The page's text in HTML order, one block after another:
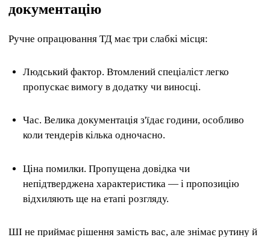
документацію
Ручне опрацювання ТД має три слабкі місця:
Людський фактор. Втомлений спеціаліст легко
пропускає вимогу в додатку чи виносці.
Час. Велика документація з'їдає години, особливо
коли тендерів кілька одночасно.
Ціна помилки. Пропущена довідка чи
непідтверджена характеристика — і пропозицію
відхиляють ще на етапі розгляду.
ШІ не приймає рішення замість вас, але знімає рутину й